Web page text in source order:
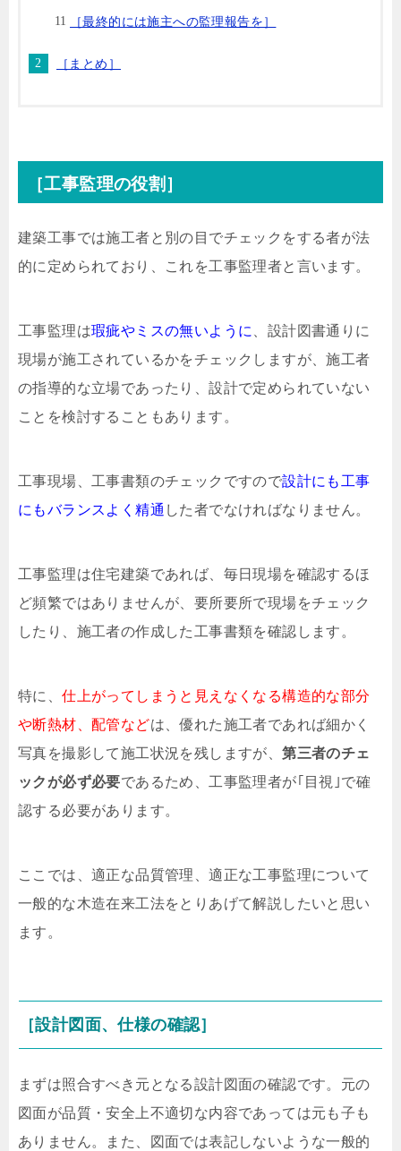
［最終的には施主への監理報告を］
［まとめ］
［工事監理の役割］
建築工事では施工者と別の目でチェックをする者が法
的に定められており、これを工事監理者と言います。
工事監理は瑕疵やミスの無いように
、設計図書通りに
現場が施工されているかをチェックしますが、施工者
の指導的な立場であったり、設計で定められていない
ことを検討することもあります。
工事現場、工事書類のチェックですので設計にも工事
にもバランスよく精通 した者でなければなりません。
工事監理は住宅建築であれば、毎日現場を確認するほ
ど頻繁ではありませんが、要所要所で現場をチェック
したり、施工者の作成した工事書類を確認します。
特に、仕上がってしまうと見えなくなる構造的な部分
や断熱材、配管などは、優れた施工者であれば細かく
写真を撮影して施工状況を残しますが、第三者のチェ
ックが必ず必要であるため、工事監理者が｢目視｣で確
認する必要があります。
ここでは、適正な品質管理、適正な工事監理について
一般的な木造在来工法をとりあげて解説したいと思い
ます。
［設計図面、仕様の確認］
まずは照合すべき元となる設計図面の確認です。元の
図面が品質・安全上不適切な内容であっては元も子も
ありません。また、図面では表記しないような一般的